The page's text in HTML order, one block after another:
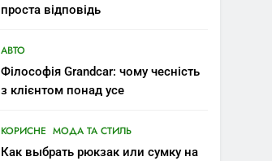
проста відповідь
АВТО
Філософія Grandcar: чому чесність
з клієнтом понад усе
КОРИСНЕ МОДА ТА СТИЛЬ
Как выбрать рюкзак или сумку на